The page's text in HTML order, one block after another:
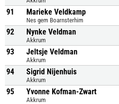
91 Marieke Veldkamp
Nes gem Boarnsterhim
92 Nynke Veldman
Akkrum
93 Jeltsje Veldman
Akkrum
94 Sigrid Nijenhuis
Akkrum
95 Yvonne Kofman-Zwart
Akkrum